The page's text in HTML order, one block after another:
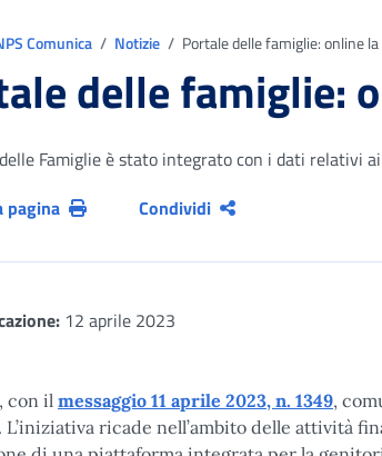
Comunica Notizie Portale delle famiglie: online
delle famiglie:
Famiglie è stato integrato con i dati relativi
pagina
Condividi
12 aprile 2023
con il messaggio 11 aprile 2023, n. 1349,
. L’iniziativa ricade nell’ambito delle attività